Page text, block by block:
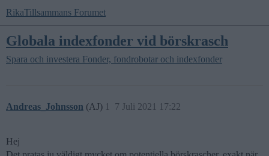
RikaTillsammans Forumet
Globala indexfonder vid börskrasch
Spara och investera Fonder, fondrobotar och indexfonder
Andreas_Johnsson (AJ) 7 Juli 2021 17:22
1
Hej